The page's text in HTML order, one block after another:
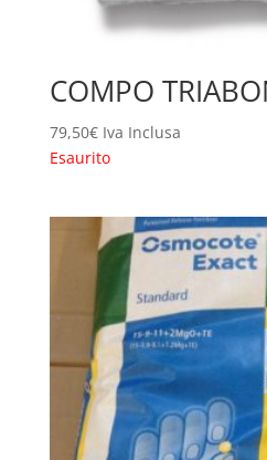
COMPO
79,50€ Iva Inclusa
Esaurito